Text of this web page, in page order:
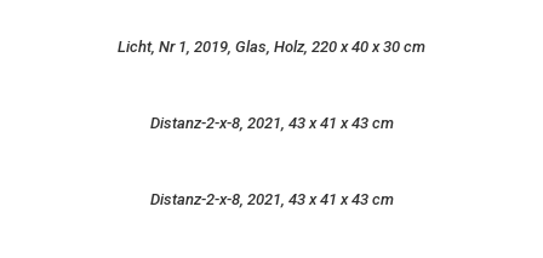
Licht, Nr 1, 2019, Glas, Holz, 220 x 40 x 30 cm
Distanz-2-x-8, 2021, 43 x 41 x 43 cm
Distanz-2-x-8, 2021, 43 x 41 x 43 cm